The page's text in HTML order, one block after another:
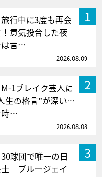
1
行中に3度も再会
意気投合した夜
言…
2026.08.09
2
1ブレイク芸人に
生の格言”が深い…
時…
2026.08.08
3
球団で唯一の日
士 ブルージェイ